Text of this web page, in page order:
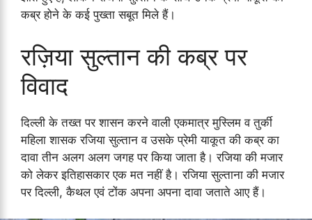
कब्र होने के कई पुख्ता सबूत मिले हैं।
रज़िया सुल्तान कीकब्र पर
विवाद
दिल्ली के तख्त पर शासन करने वाली एकमात्र मुस्लिम व तुर्की
महिला शासक रजिया सुल्तान व उसके प्रेमी याकूत की कब्र का
दावा तीन अलग अलग जगह पर किया जाता है। रजिया की मजार
को लेकर इतिहासकार एक मत नहीं है। रजिया सुल्ताना की मजार
पर दिल्ली, कैथल एवं टोंक अपना अपना दावा जताते आए हैं।